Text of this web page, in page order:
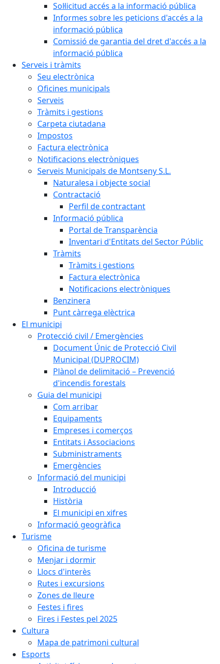
Sol·licitud accés a la informació pública
Informes sobre les peticions d'accés a la
informació pública
Comissió de garantia del dret d'accés a la
informació pública
Serveis i tràmits
Seu electrònica
Oficines municipals
Serveis
Tràmits i gestions
Carpeta ciutadana
Impostos
Factura electrònica
Notificacions electròniques
Serveis Municipals de Montseny S.L.
Naturalesa i objecte social
Contractació
Perfil de contractant
Informació pública
Portal de Transparència
Inventari d'Entitats del Sector Públic
Tràmits
Tràmits i gestions
Factura electrònica
Notificacions electròniques
Benzinera
Punt càrrega elèctrica
El municipi
Protecció civil / Emergències
Document Únic de Protecció Civil
Municipal (DUPROCIM)
Plànol de delimitació – Prevenció
d'incendis forestals
Guia del municipi
Com arribar
Equipaments
Empreses i comerços
Entitats i Associacions
Subministraments
Emergències
Informació del municipi
Introducció
Història
El municipi en xifres
Informació geogràfica
Turisme
Oficina de turisme
Menjar i dormir
Llocs d'interès
Rutes i excursions
Zones de lleure
Festes i fires
Fires i Festes pel 2025
Cultura
Mapa de patrimoni cultural
Esports